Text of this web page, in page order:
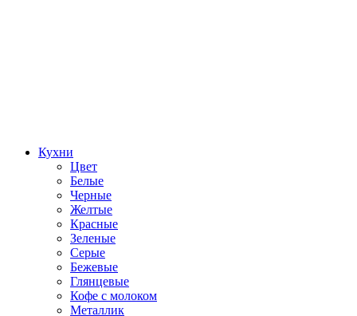
Кухни
Цвет
Белые
Черные
Желтые
Красные
Зеленые
Серые
Бежевые
Глянцевые
Кофе с молоком
Металлик